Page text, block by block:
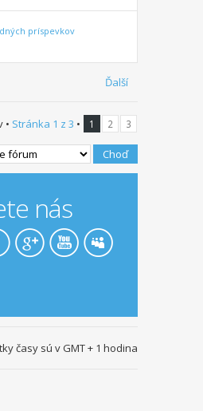
Ďalší
• Stránka 1 z 3 • 1 2 3
nás
časy sú v GMT + 1 hodina